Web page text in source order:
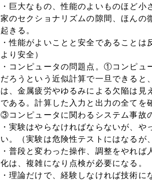
・巨大なもの、性能のよいものほど
家のセクショナリズムの隙間、ほんの
起きる。
・性能がよいことと安全であること
より安全）
・コンピュータの問題点。①コンピュ
だろうという近似計算で一旦できる
は、金属疲労やゆるみによる欠陥は
である。計算した入力と出力の全て
③コンピュータに関わるシステム事故
・実験はやらなければならないが、
い。（実験は危険性テストにはなるが
・普段と変わった操作、調整をやれ
化は、複雑になり点検が必要になる。
・理論だけで、経験しなければ技術